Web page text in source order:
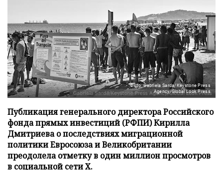
Фото: Gabriela Sarda/Keystone Press
Agency/Global Look Press
Публикация генерального директора Российского
фонда прямых инвестиций (РФПИ) Кирилла
Дмитриева о последствиях миграционной
политики Евросоюза и Великобритании
преодолела отметку в один миллион просмотров
в социальной сети X.